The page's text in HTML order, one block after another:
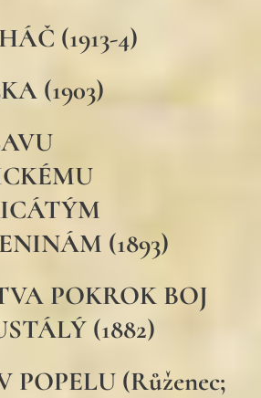
(1913-4)
(1903)
(1893)
POKROK BOJ
(1882)
POPELU (Růženec;